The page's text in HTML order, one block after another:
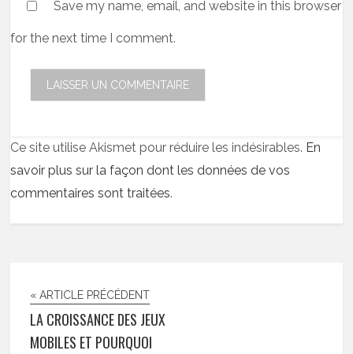
Save my name, email, and website in this browser
for the next time I comment.
Ce site utilise Akismet pour réduire les indésirables. En
savoir plus sur la façon dont les données de vos
commentaires sont traitées.
« ARTICLE PRÉCÉDENT
LA CROISSANCE DES JEUX
MOBILES ET POURQUOI